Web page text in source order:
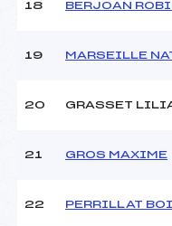
18 BERJOAN
19 MARSEILLE
20 GRASSET
21 GROS MAXIME
22 PERRILLAT